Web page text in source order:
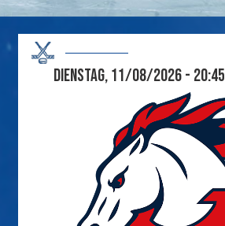
Dienstag, 11/08/2026 - 20:45